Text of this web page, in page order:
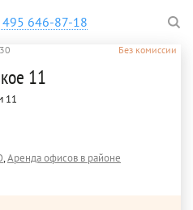
495 646-87-18
Без комиссии
11
11
,Аренда офисов в районе